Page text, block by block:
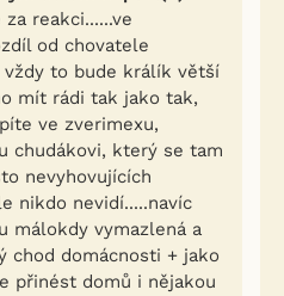
reakci......ve
od chovatele
to bude králík větší
mít rádi tak jako tak,
ve zverimexu,
chudákovi, který se tam
nevyhovujících
nikdo nevidí.....navíc
málokdy vymazlená a
chod domácnosti + jako
přinést domů i nějakou